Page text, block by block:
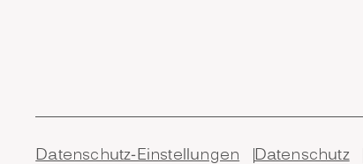
Datenschutz-Einstellungen Datenschutz